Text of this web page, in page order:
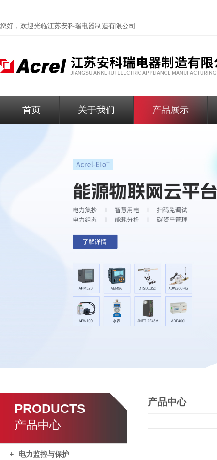
您好，欢迎光临江苏安科瑞电器制造有限公司
首页 关于我们 产品展示
PRODUCTS
产品中心
电力监控与保护
产品中心